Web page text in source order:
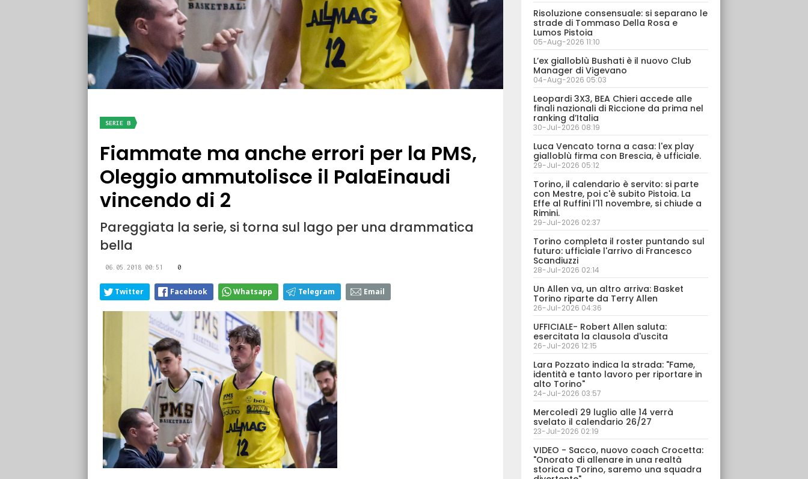
SERIE B
Fiammate ma anche errori per la PMS,
Oleggio ammutolisce il PalaEinaudi
vincendo di 2
Pareggiata la serie, si torna sul lago per una drammatica
bella
06.05.2018 00:51 0
Twitter Facebook Whatsapp Telegram Email
Risoluzione consensuale: si separano le
strade di Tommaso Della Rosa e
Lumos Pistoia
05-Aug-2026 11:10
L’ex gialloblù Bushati è il nuovo Club
Manager di Vigevano
04-Aug-2026 05:03
Leopardi 3X3, BEA Chieri accede alle
finali nazionali di Riccione da prima nel
ranking d’Italia
30-Jul-2026 08:19
Luca Vencato torna a casa: l'ex play
gialloblù firma con Brescia, è ufficiale.
29-Jul-2026 05:12
Torino, il calendario è servito: si parte
con Mestre, poi c'è subito Pistoia. La
Effe al Ruffini l'11 novembre, si chiude a
Rimini.
29-Jul-2026 02:37
Torino completa il roster puntando sul
futuro: ufficiale l'arrivo di Francesco
Scandiuzzi
28-Jul-2026 02:14
Un Allen va, un altro arriva: Basket
Torino riparte da Terry Allen
26-Jul-2026 04:36
UFFICIALE- Robert Allen saluta:
esercitata la clausola d'uscita
26-Jul-2026 12:15
Lara Pozzato indica la strada: "Fame,
identità e tanto lavoro per riportare in
alto Torino"
24-Jul-2026 03:57
Mercoledì 29 luglio alle 14 verrà
svelato il calendario 26/27
23-Jul-2026 02:19
VIDEO - Sacco, nuovo coach Crocetta:
"Onorato di allenare in una realtà
storica a Torino, saremo una squadra